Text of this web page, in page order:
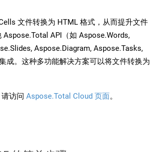
文件转换为 HTML 格式，从而提升文件
API（如 Aspose.Words,
Aspose.Diagram, Aspose.Tasks,
成。这种多功能解决方案可以将文件转换为
访问 Aspose.Total Cloud 页面。